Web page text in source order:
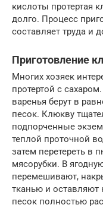
кислоты протертая
долго. Процесс
составляет труда и
Приготовление
Многих хозяек
протертой с
варенья берут в
песок. Клюкву
подпорченные
теплой проточной
затем перетереть в
мясорубки. В
перемешивают,
тканью и оставляют
песок полностью